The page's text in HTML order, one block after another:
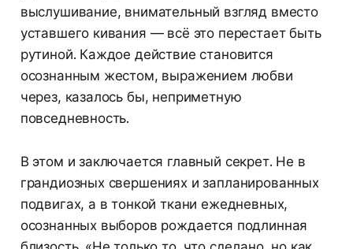
выслушивание, внимательный взгляд вместо
уставшего кивания — всё это перестает быть
рутиной. Каждое действие становится
осознанным жестом, выражением любви
через, казалось бы, неприметную
повседневность.
В этом и заключается главный секрет. Не в
грандиозных свершениях и запланированных
подвигах, а в тонкой ткани ежедневных,
осознанных выборов рождается подлинная